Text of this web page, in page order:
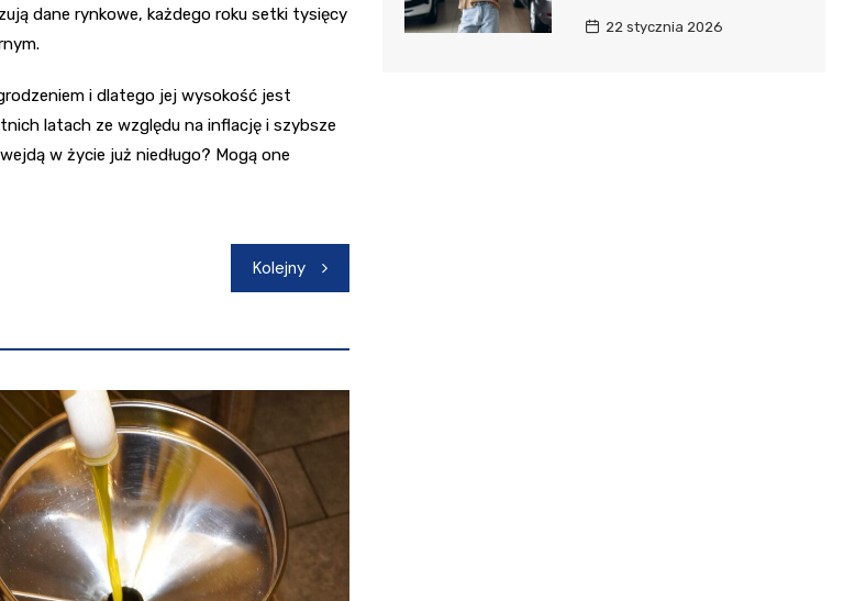
dane rynkowe, każdego roku setki tysięcy
i dlatego jej wysokość jest
latach ze względu na inflację i szybsze
w życie już niedługo? Mogą one
Kolejny
22 stycznia 2026